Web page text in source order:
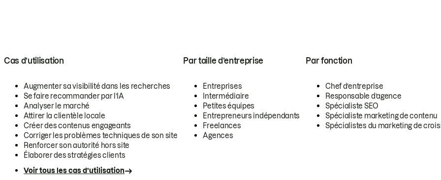
Cas d’utilisation
Augmenter sa visibilité dans les recherches
Se faire recommander par l’IA
Analyser le marché
Attirer la clientèle locale
Créer des contenus engageants
Corriger les problèmes techniques de son site
Renforcer son autorité hors site
Élaborer des stratégies clients
Voir tous les cas d’utilisation
Par taille d’entreprise
Entreprises
Intermédiaire
Petites équipes
Entrepreneurs indépendants
Freelances
Agences
Par fonction
Chef d’entreprise
Responsable d’agence
Spécialiste SEO
Spécialiste marketing de contenu
Spécialistes du marketing de